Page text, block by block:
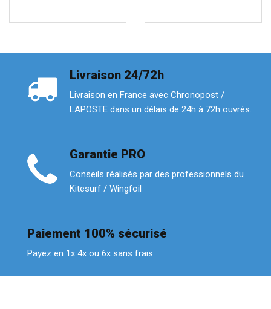
Livraison 24/72h
Livraison en France avec Chronopost /
LAPOSTE dans un délais de 24h à 72h ouvrés.
Garantie PRO
Conseils réalisés par des professionnels du
Kitesurf / Wingfoil
Paiement 100% sécurisé
Payez en 1x 4x ou 6x sans frais.